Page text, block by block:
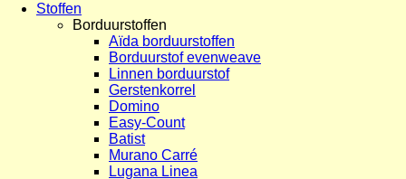
Stoffen
Borduurstoffen
Aïda borduurstoffen
Borduurstof evenweave
Linnen borduurstof
Gerstenkorrel
Domino
Easy-Count
Batist
Murano Carré
Lugana Linea